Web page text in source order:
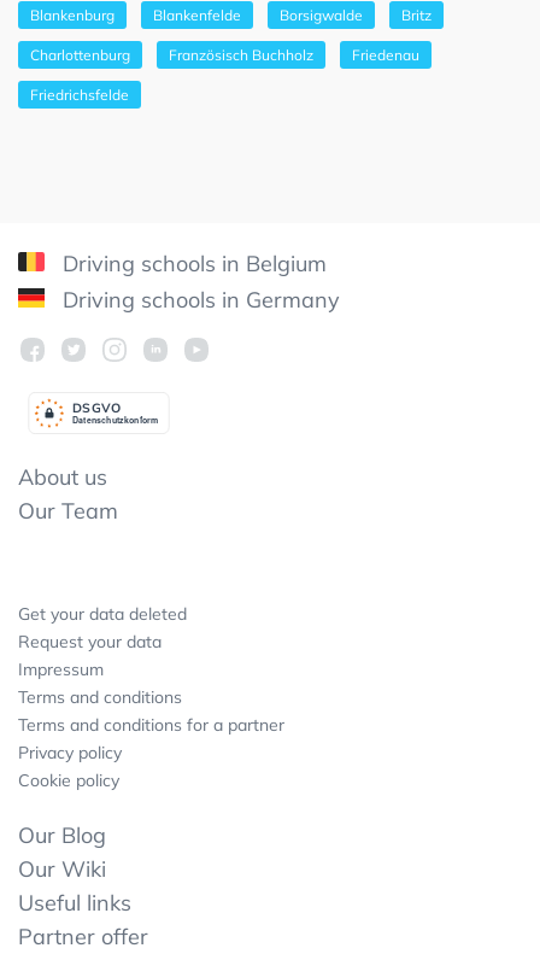
Blankenburg Blankenfelde Borsigwalde Britz
Charlottenburg Französisch Buchholz Friedenau
Friedrichsfelde
Driving schools in Belgium
Driving schools in Germany
Datenschutzkonform
DSGVO
About us
Our Team
Get your data deleted
Request your data
Impressum
Terms and conditions
Terms and conditions for a partner
Privacy policy
Cookie policy
Our Blog
Our Wiki
Useful links
Partner offer